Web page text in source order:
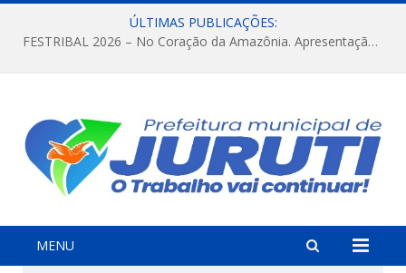
ÚLTIMAS PUBLICAÇÕES:
FESTRIBAL 2026 – No Coração da Amazônia. Apresentação da Munduruku.
MENU